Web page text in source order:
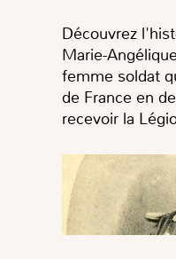
Découvrez
Marie-
femme soldat
de France en
recevoir la